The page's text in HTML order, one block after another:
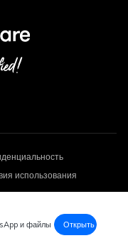
и файлы
Открыть
использования
права защищены.